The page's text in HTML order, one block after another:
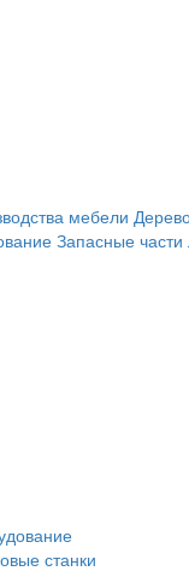
мебели
Запасные части
станки